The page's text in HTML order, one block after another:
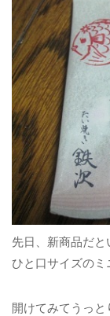
先日、新商品だと
ひと口サイズのミ
開けてみてうっと